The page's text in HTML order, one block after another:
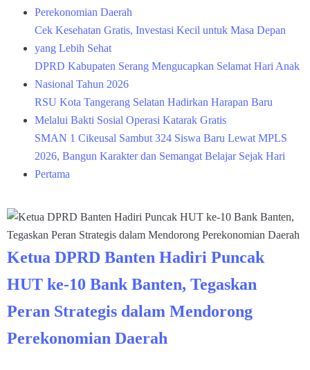
Perekonomian Daerah
Cek Kesehatan Gratis, Investasi Kecil untuk Masa Depan
yang Lebih Sehat
DPRD Kabupaten Serang Mengucapkan Selamat Hari Anak
Nasional Tahun 2026
RSU Kota Tangerang Selatan Hadirkan Harapan Baru
Melalui Bakti Sosial Operasi Katarak Gratis
SMAN 1 Cikeusal Sambut 324 Siswa Baru Lewat MPLS
2026, Bangun Karakter dan Semangat Belajar Sejak Hari
Pertama
Ketua DPRD Banten Hadiri Puncak
HUT ke-10 Bank Banten, Tegaskan
Peran Strategis dalam Mendorong
Perekonomian Daerah